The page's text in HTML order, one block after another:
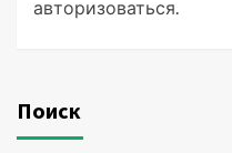
авторизоваться
Поиск